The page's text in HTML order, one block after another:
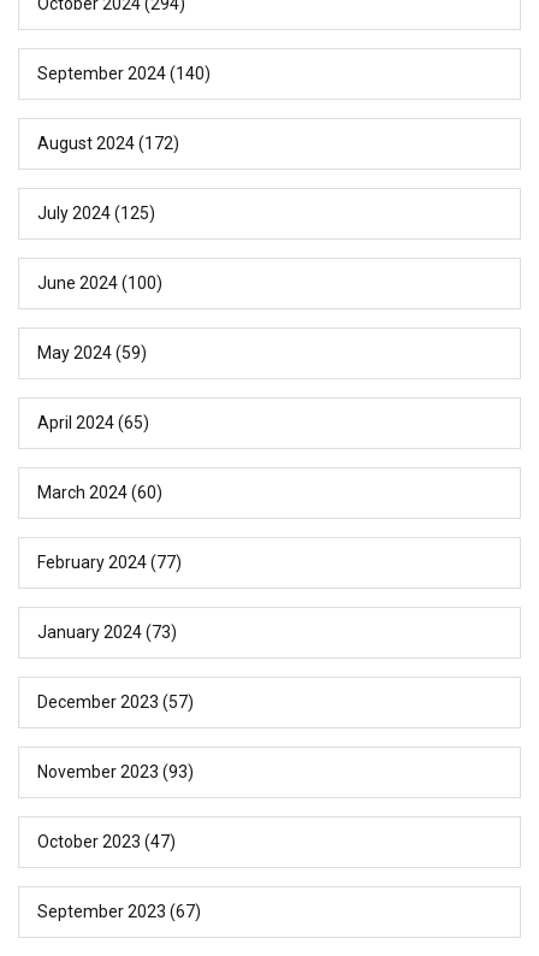
September 2024(140)
August 2024(172)
July 2024(125)
June 2024(100)
May 2024(59)
April 2024(65)
March 2024(60)
February 2024(77)
January 2024(73)
December 2023 (57)
November 2023 (93)
October 2023 (47)
September 2023 (67)